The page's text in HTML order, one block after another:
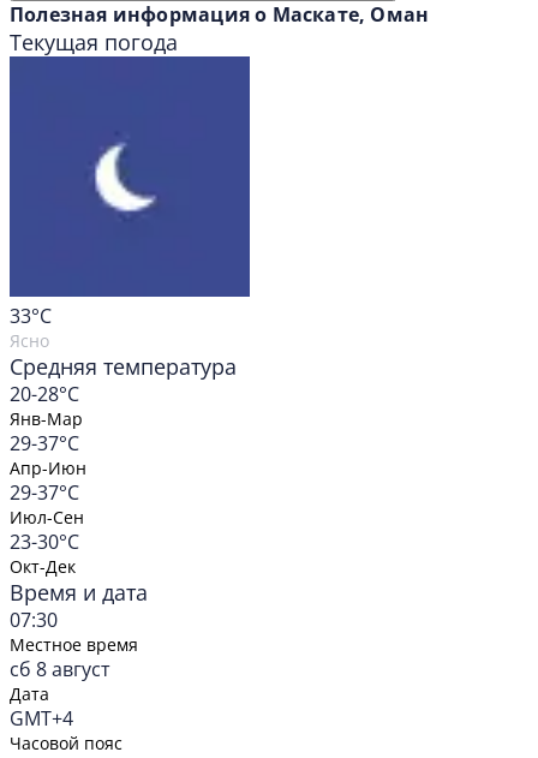
Полезная информация о Маскате, Оман
Текущая погода
33°C
Ясно
Средняя температура
20-28°C
Янв-Мар
29-37°C
Апр-Июн
29-37°C
Июл-Сен
23-30°C
Окт-Дек
Время и дата
07:30
Местное время
сб 8 август
Дата
GMT+4
Часовой пояс